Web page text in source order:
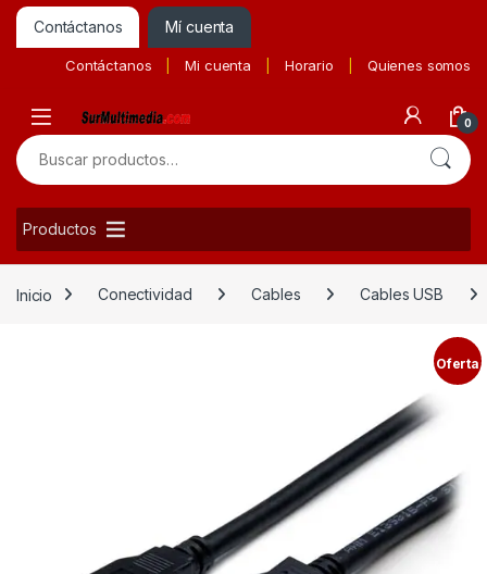
Contáctanos Mí cuenta
Contáctanos Mi cuenta Horario Quienes somos
0
Buscar por:
Productos
Inicio Conectividad Cables Cables USB
Oferta